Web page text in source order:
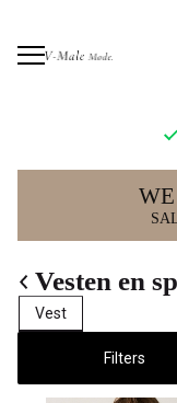
Vesten
en
spencers
Vesten en
Vest
Filters